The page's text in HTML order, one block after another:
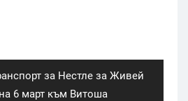
за Нестле за Живей
6 март към Витоша